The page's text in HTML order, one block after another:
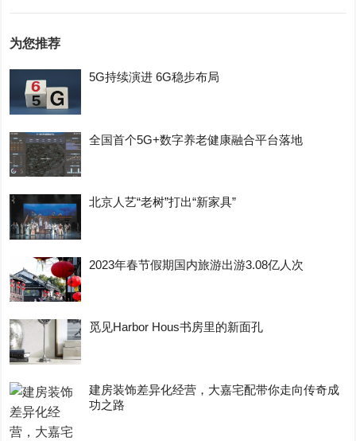
为您推荐
5G持续演进 6G稳步布局
全国首个5G+数字养老健康融合平台落地
北京人艺“老树”打出“新家具”
2023年春节假期国内旅游出游3.08亿人次
觅见Harbor Hous书房里的新面孔
建房装饰差异化经营，大嘉宅配带你走向传奇成
功之路